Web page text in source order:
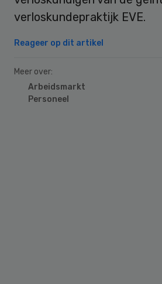
verloskundepraktijk EVE.
Reageer op dit artikel
Meer over:
Arbeidsmarkt
Personeel